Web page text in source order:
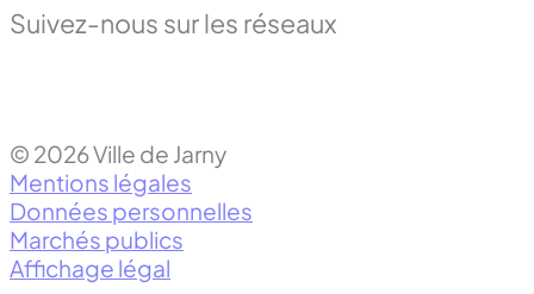
Suivez-nous sur les réseaux
© 2026 Ville de Jarny
Mentions légales
Données personnelles
Marchés publics
Affichage légal